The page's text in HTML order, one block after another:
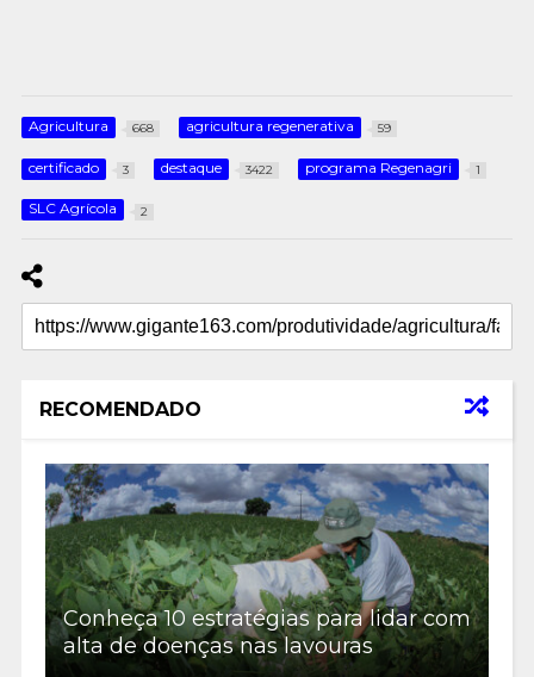
Agricultura 668 agricultura regenerativa 59
certificado 3 destaque 3422 programa Regenagri 1
SLC Agrícola 2
RECOMENDADO
Conheça 10 estratégias para lidar com
alta de doenças nas lavouras